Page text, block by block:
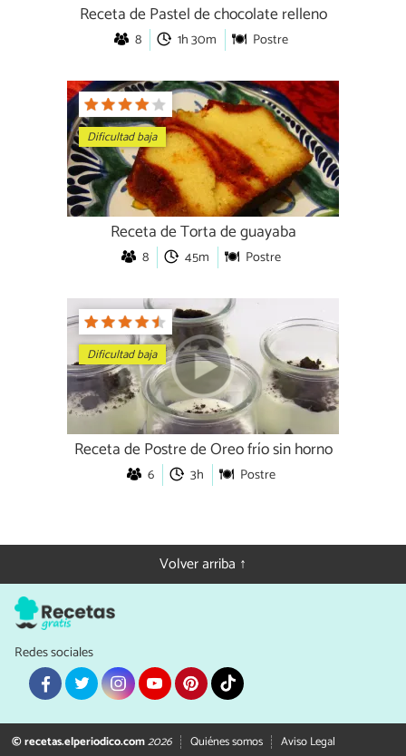
Receta de Pastel de chocolate relleno
8 1h 30m Postre
Dificultad baja
Receta de Torta de guayaba
8 45m Postre
Dificultad baja
Receta de Postre de Oreo frío sin horno
6 3h Postre
Volver arriba ↑
Redes sociales
© recetas.elperiodico.com2026 Quiénes somos
Aviso Legal